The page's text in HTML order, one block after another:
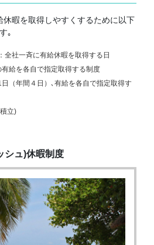
休暇を取得しやすくするために以下
｡
全社一斉に有給休暇を取得する日
給を各自で指定取得する制度
（年間４日）､有給を各自で指定取得す
立)
シュ)休暇制度